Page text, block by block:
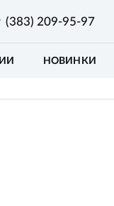
(383) 209-95-97
НОВИНКИ